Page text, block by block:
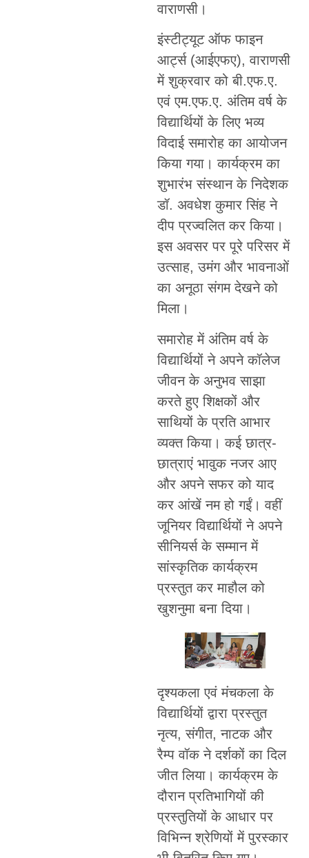
वाराणसी।
इंस्टीट्यूट ऑफ फाइन
आर्ट्स (आईएफए), वाराणसी
में शुक्रवार को बी.एफ.ए.
एवं एम.एफ.ए. अंतिम वर्ष के
विद्यार्थियों के लिए भव्य
विदाई समारोह का आयोजन
किया गया। कार्यक्रम का
शुभारंभ संस्थान के निदेशक
डॉ. अवधेश कुमार सिंह ने
दीप प्रज्वलित कर किया।
इस अवसर पर पूरे परिसर में
उत्साह, उमंग और भावनाओं
का अनूठा संगम देखने को
मिला।
समारोह में अंतिम वर्ष के
विद्यार्थियों ने अपने कॉलेज
जीवन के अनुभव साझा
करते हुए शिक्षकों और
साथियों के प्रति आभार
व्यक्त किया। कई छात्र-
छात्राएं भावुक नजर आए
और अपने सफर को याद
कर आंखें नम हो गईं। वहीं
जूनियर विद्यार्थियों ने अपने
सीनियर्स के सम्मान में
सांस्कृतिक कार्यक्रम
प्रस्तुत कर माहौल को
खुशनुमा बना दिया।
दृश्यकला एवं मंचकला के
विद्यार्थियों द्वारा प्रस्तुत
नृत्य, संगीत, नाटक और
रैम्प वॉक ने दर्शकों का दिल
जीत लिया। कार्यक्रम के
दौरान प्रतिभागियों की
प्रस्तुतियों के आधार पर
विभिन्न श्रेणियों में पुरस्कार